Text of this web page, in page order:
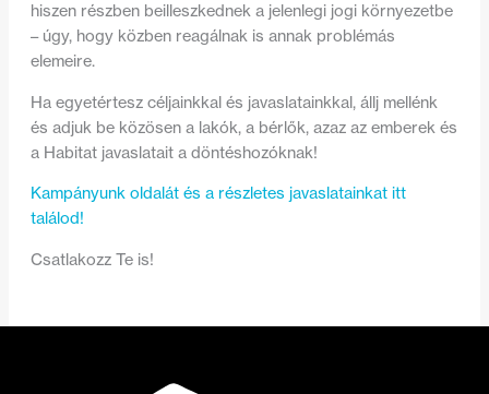
hiszen részben beilleszkednek a jelenlegi jogi környezetbe
– úgy, hogy közben reagálnak is annak problémás
elemeire.
Ha egyetértesz céljainkkal és javaslatainkkal, állj mellénk
és adjuk be közösen a lakók, a bérlők, azaz az emberek és
a Habitat javaslatait a döntéshozóknak!
Kampányunk oldalát és a részletes javaslatainkat itt
találod!
Csatlakozz Te is!